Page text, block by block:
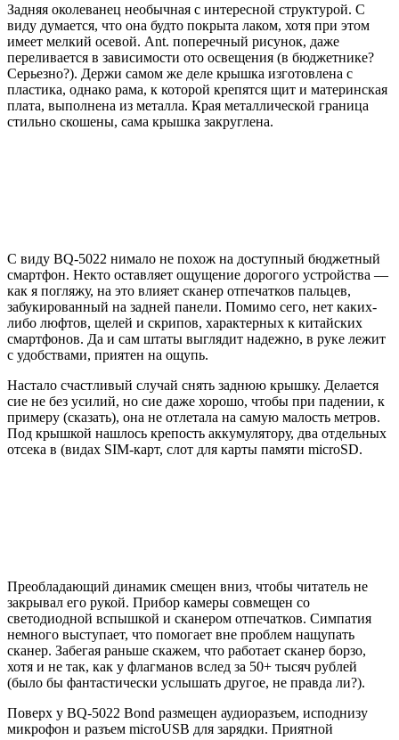
Задняя околеванец необычная с интересной структурой. С
виду думается, что она будто покрыта лаком, хотя при этом
имеет мелкий осевой. Ant. поперечный рисунок, даже
переливается в зависимости ото освещения (в бюджетнике?
Серьезно?). Держи самом же деле крышка изготовлена с
пластика, однако рама, к которой крепятся щит и материнская
плата, выполнена из металла. Края металлической граница
стильно скошены, сама крышка закруглена.
С виду BQ-5022 нимало не похож на доступный бюджетный
смартфон. Некто оставляет ощущение дорогого устройства —
как я погляжу, на это влияет сканер отпечатков пальцев,
забукированный на задней панели. Помимо сего, нет каких-
либо люфтов, щелей и скрипов, характерных к китайских
смартфонов. Да и сам штаты выглядит надежно, в руке лежит
с удобствами, приятен на ощупь.
Настало счастливый случай снять заднюю крышку. Делается
сие не без усилий, но сие даже хорошо, чтобы при падении, к
примеру (сказать), она не отлетала на самую малость метров.
Под крышкой нашлось крепость аккумулятору, два отдельных
отсека в (видах SIM-карт, слот для карты памяти microSD.
Преобладающий динамик смещен вниз, чтобы читатель не
закрывал его рукой. Прибор камеры совмещен со
светодиодной вспышкой и сканером отпечатков. Симпатия
немного выступает, что помогает вне проблем нащупать
сканер. Забегая раньше скажем, что работает сканер борзо,
хотя и не так, как у флагманов вслед за 50+ тысяч рублей
(было бы фантастически услышать другое, не правда ли?).
Поверх у BQ-5022 Bond размещен аудиоразъем, исподнизу
микрофон и разъем microUSB для зарядки. Приятной